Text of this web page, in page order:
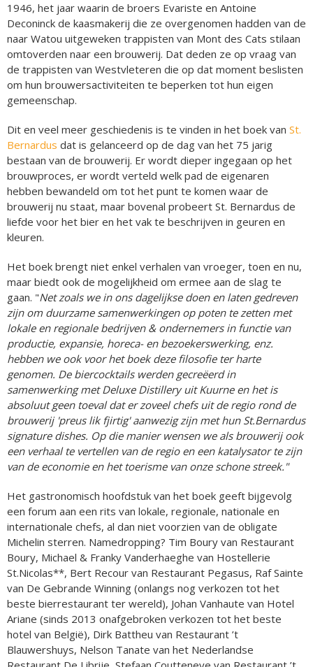
1946, het jaar waarin de broers Evariste en Antoine
Deconinck de kaasmakerij die ze overgenomen hadden van de
naar Watou uitgeweken trappisten van Mont des Cats stilaan
omtoverden naar een brouwerij. Dat deden ze op vraag van
de trappisten van Westvleteren die op dat moment beslisten
om hun brouwersactiviteiten te beperken tot hun eigen
gemeenschap.
Dit en veel meer geschiedenis is te vinden in het boek van St.
Bernardus dat is gelanceerd op de dag van het 75 jarig
bestaan van de brouwerij. Er wordt dieper ingegaan op het
brouwproces, er wordt verteld welk pad de eigenaren
hebben bewandeld om tot het punt te komen waar de
brouwerij nu staat, maar bovenal probeert St. Bernardus de
liefde voor het bier en het vak te beschrijven in geuren en
kleuren.
Het boek brengt niet enkel verhalen van vroeger, toen en nu,
maar biedt ook de mogelijkheid om ermee aan de slag te
gaan. "Net zoals we in ons dagelijkse doen en laten gedreven
zijn om duurzame samenwerkingen op poten te zetten met
lokale en regionale bedrijven & ondernemers in functie van
productie, expansie, horeca- en bezoekerswerking, enz.
hebben we ook voor het boek deze filosofie ter harte
genomen. De biercocktails werden gecreëerd in
samenwerking met Deluxe Distillery uit Kuurne en het is
absoluut geen toeval dat er zoveel chefs uit de regio rond de
brouwerij 'preus lik fjirtig' aanwezig zijn met hun St.Bernardus
signature dishes. Op die manier wensen we als brouwerij ook
een verhaal te vertellen van de regio en een katalysator te zijn
van de economie en het toerisme van onze schone streek."
Het gastronomisch hoofdstuk van het boek geeft bijgevolg
een forum aan een rits van lokale, regionale, nationale en
internationale chefs, al dan niet voorzien van de obligate
Michelin sterren. Namedropping? Tim Boury van Restaurant
Boury, Michael & Franky Vanderhaeghe van Hostellerie
St.Nicolas**, Bert Recour van Restaurant Pegasus, Raf Sainte
van De Gebrande Winning (onlangs nog verkozen tot het
beste bierrestaurant ter wereld), Johan Vanhaute van Hotel
Ariane (sinds 2013 onafgebroken verkozen tot het beste
hotel van België), Dirk Battheu van Restaurant ’t
Blauwershuys, Nelson Tanate van het Nederlandse